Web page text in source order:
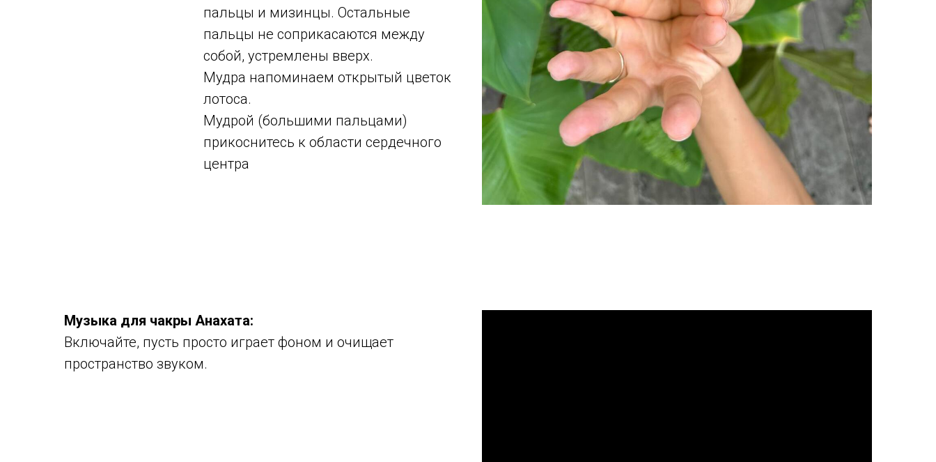
пальцы и мизинцы. Остальные
пальцы не соприкасаются между
собой, устремлены вверх.
Мудра напоминаем открытый цветок
лотоса.
Мудрой (большими пальцами)
прикоснитесь к области сердечного
центра
Музыка для чакры Анахата:
Включайте, пусть просто играет фоном и очищает
пространство звуком.